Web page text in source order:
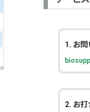
1. お
2. お